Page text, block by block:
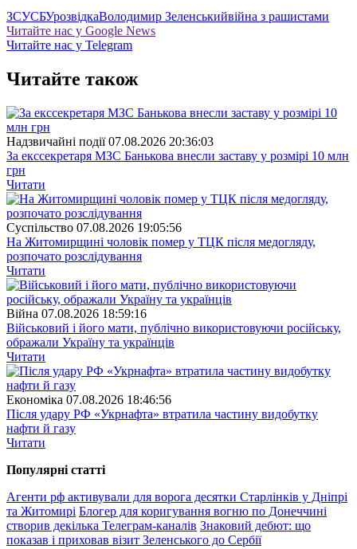
ЗСУСБУрозвідкаВолодимир Зеленськийвійна з рашистами
Читайте нас у Google News
Читайте нас у Telegram
Читайте також
Надзвичайні події 07.08.2026 20:36:03
За екссекретаря МЗС Банькова внесли заставу у розмірі 10 млн
грн
Читати
Суспiльство 07.08.2026 19:05:56
На Житомирщині чоловік помер у ТЦК після медогляду,
розпочато розслідування
Читати
Війна 07.08.2026 18:59:16
Військовий і його мати, публічно використовуючи російську,
ображали Україну та українців
Читати
Економіка 07.08.2026 18:46:56
Після удару РФ «Укрнафта» втратила частину видобутку
нафти й газу
Читати
Популярнi статтi
Агенти рф активували для ворога десятки Старлінків у Дніпрі
та Житомирі Блогер для коригування вогню по Донеччині
створив декілька Телеграм-каналів Знаковий дебют: що
показав і приховав візит Зеленського до Сербії